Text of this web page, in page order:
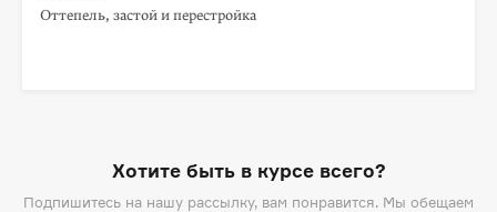
Оттепель, застой и перестройка
Хотите быть в курсе всего?
Подпишитесь на нашу рассылку, вам понравится. Мы обещаем